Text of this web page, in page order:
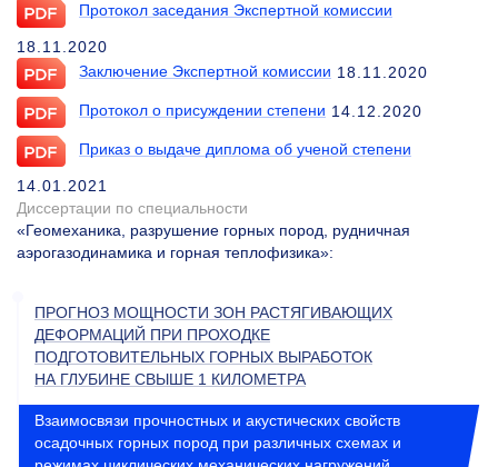
Протокол заседания Экспертной комиссии
18.11.2020
Заключение Экспертной комиссии 18.11.2020
Протокол о присуждении степени 14.12.2020
Приказ о выдаче диплома об ученой степени
14.01.2021
Диссертации по специальности
«Геомеханика, разрушение горных пород, рудничная
аэрогазодинамика и горная теплофизика»:
ПРОГНОЗ МОЩНОСТИ ЗОН РАСТЯГИВАЮЩИХ
ДЕФОРМАЦИЙ ПРИ ПРОХОДКЕ
ПОДГОТОВИТЕЛЬНЫХ ГОРНЫХ ВЫРАБОТОК
НА ГЛУБИНЕ СВЫШЕ 1 КИЛОМЕТРА
Взаимосвязи прочностных и акустических свойств
осадочных горных пород при различных схемах и